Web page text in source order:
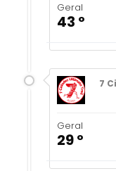
Geral
43 º
7
Geral
29 º